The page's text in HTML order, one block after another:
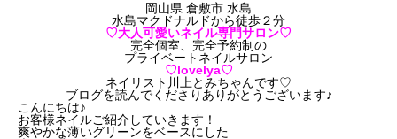
岡山県 倉敷市 水島
水島マクドナルドから徒歩２分
♡大人可愛いネイル専門サロン♡
完全個室、完全予約制の
プライベートネイルサロン
♡lovelya♡
ネイリスト川上とみちゃんです♡
ブログを読んでくださりありがとうございます♪
こんにちは♪
お客様ネイルご紹介していきます！
爽やかな薄いグリーンをベースに した